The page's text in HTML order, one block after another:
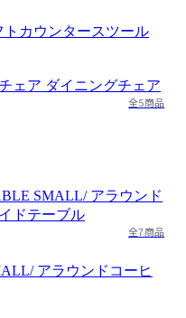
トカウンタースツール
全5商品
全7商品
アラウンドコーヒ